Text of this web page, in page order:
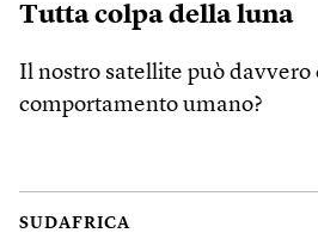
Tutta colpa della luna
Il nostro satellite può
comportamento umano?
SUDAFRICA